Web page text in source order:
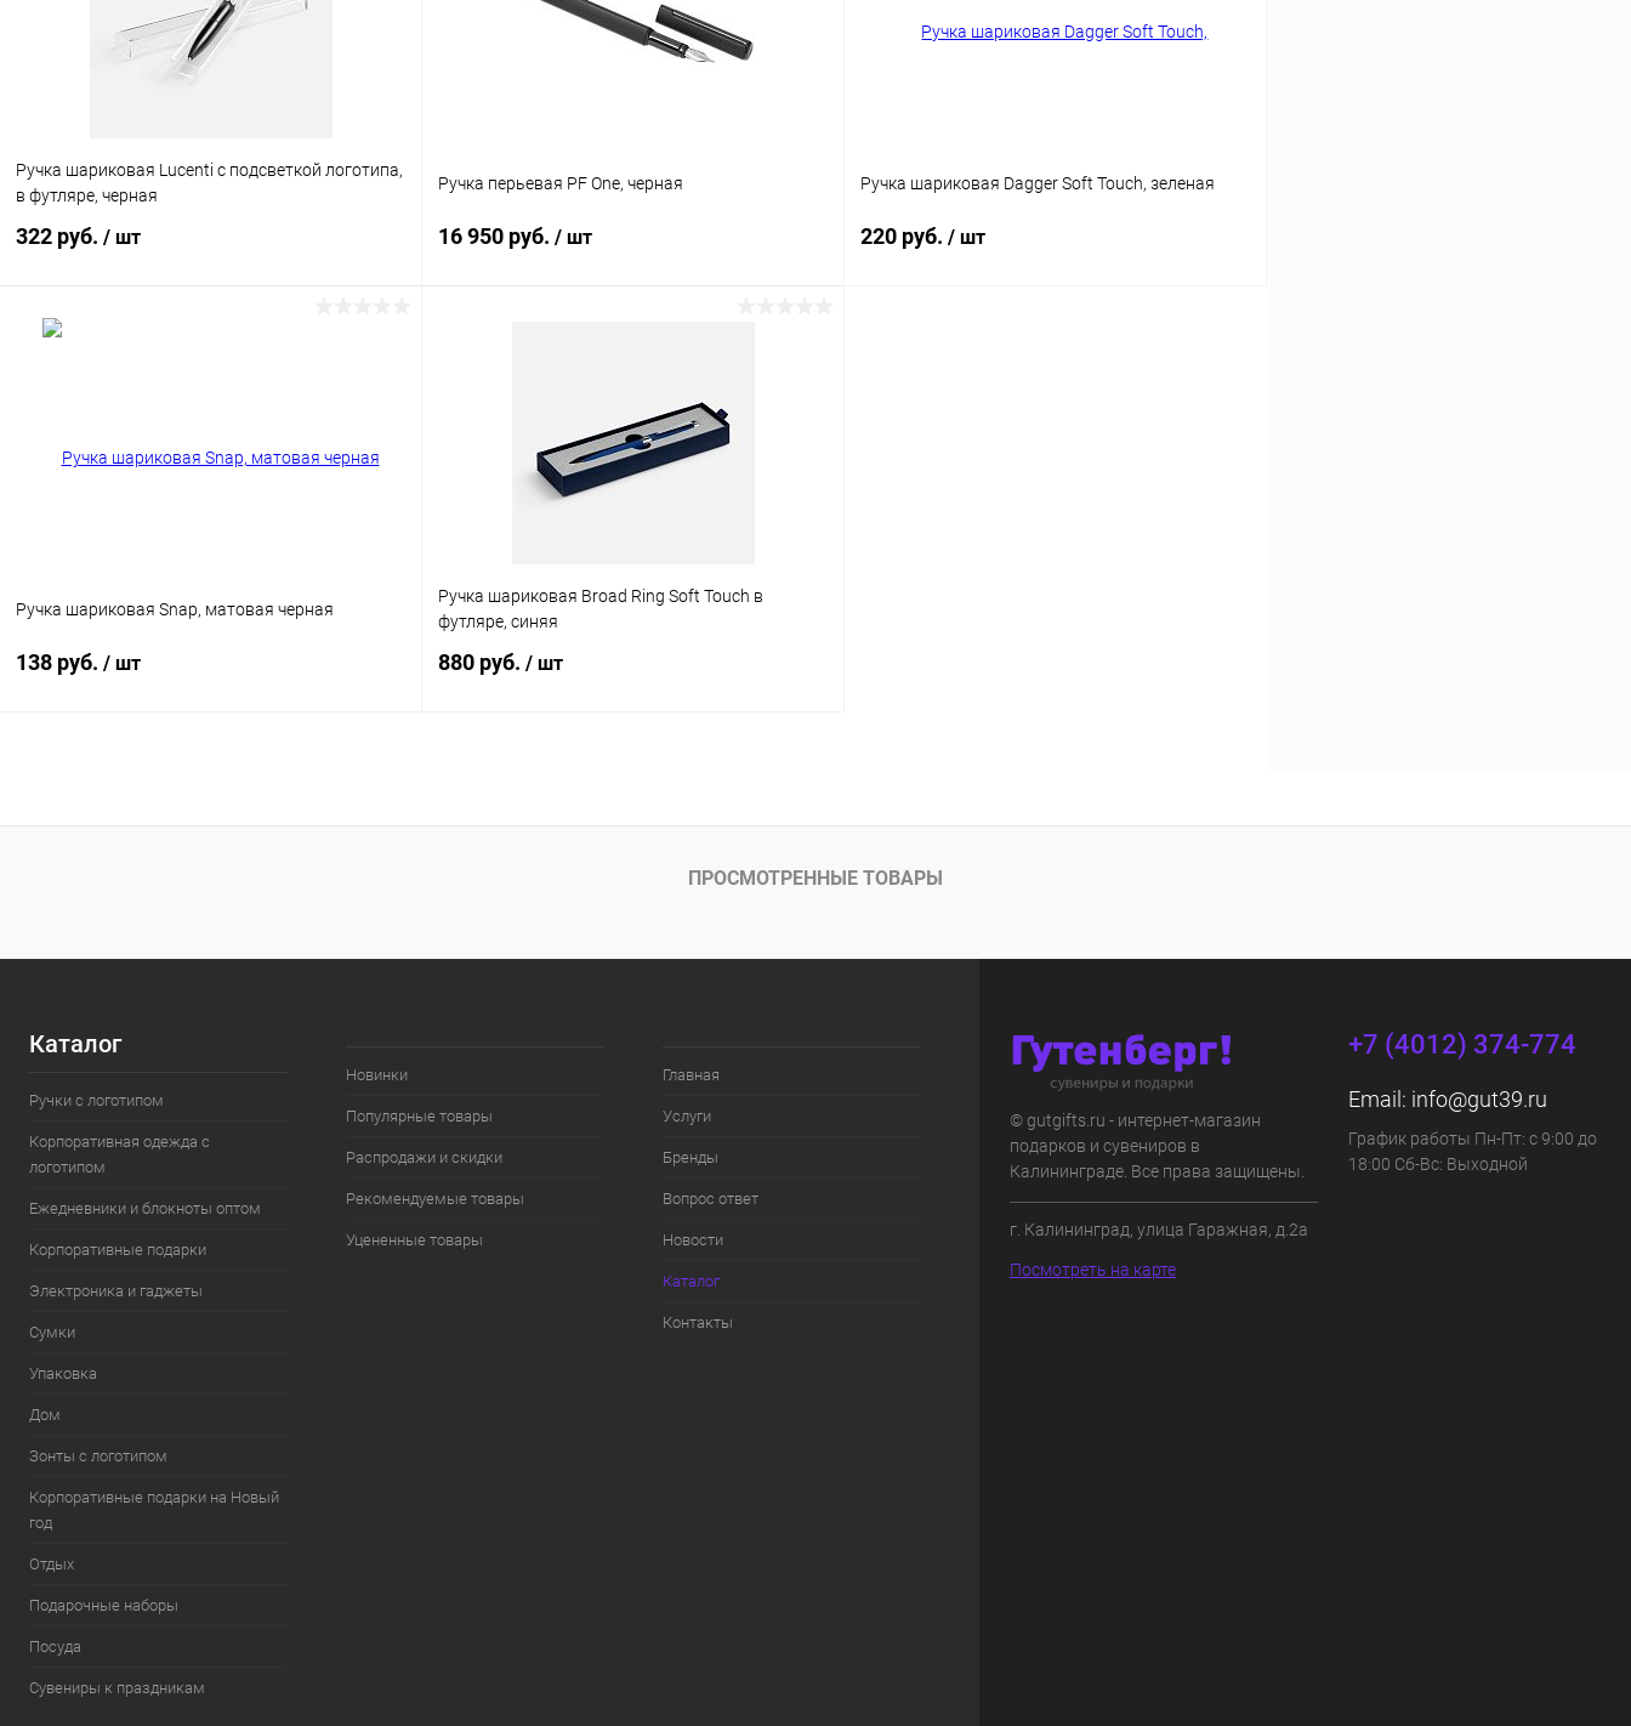
В наличии Под заказ
Ручка шариковая Lucenti с подсветкой логотипа,
в футляре, черная
322 руб. / шт
Ручка перьевая PF One, черная
16 950 руб. / шт
К сравнению
Под заказ
Ручка шариковая Dagger Soft Touch, зеленая
220 руб. / шт
Ручка шариковая Snap, матовая черная
138 руб. / шт
Купить в 1 клик К сравнению
Ручка шариковая Broad Ring Soft Touch в
футляре, синяя
880 руб. / шт
Купить в 1 клик К сравнению
Под заказ
ПРОСМОТРЕННЫЕ ТОВАРЫ
Каталог
Ручки с логотипом
Корпоративная одежда с
логотипом
Ежедневники и блокноты оптом
Корпоративные подарки
Электроника и гаджеты
Сумки
Упаковка
Дом
Зонты с логотипом
Корпоративные подарки на Новый
год
Отдых
Подарочные наборы
Посуда
Сувениры к праздникам
Новинки
Популярные товары
Распродажи и скидки
Рекомендуемые товары
Уцененные товары
Главная
Услуги
Бренды
Вопрос ответ
Новости
Каталог
Контакты
© gutgifts.ru - интернет-магазин
подарков и сувениров в
Калининграде. Все права защищены.
г. Калининград, улица Гаражная, д.2а
Посмотреть на карте
+7 (4012) 374-774
Email: info@gut39.ru
График работы Пн-Пт: с 9:00 до
18:00 Сб-Вс: Выходной